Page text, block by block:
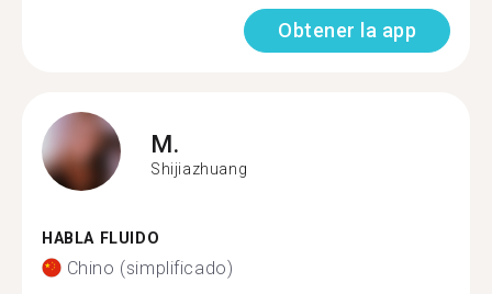
Obtener la app
M.
Shijiazhuang
HABLA FLUIDO
Chino (simplificado)